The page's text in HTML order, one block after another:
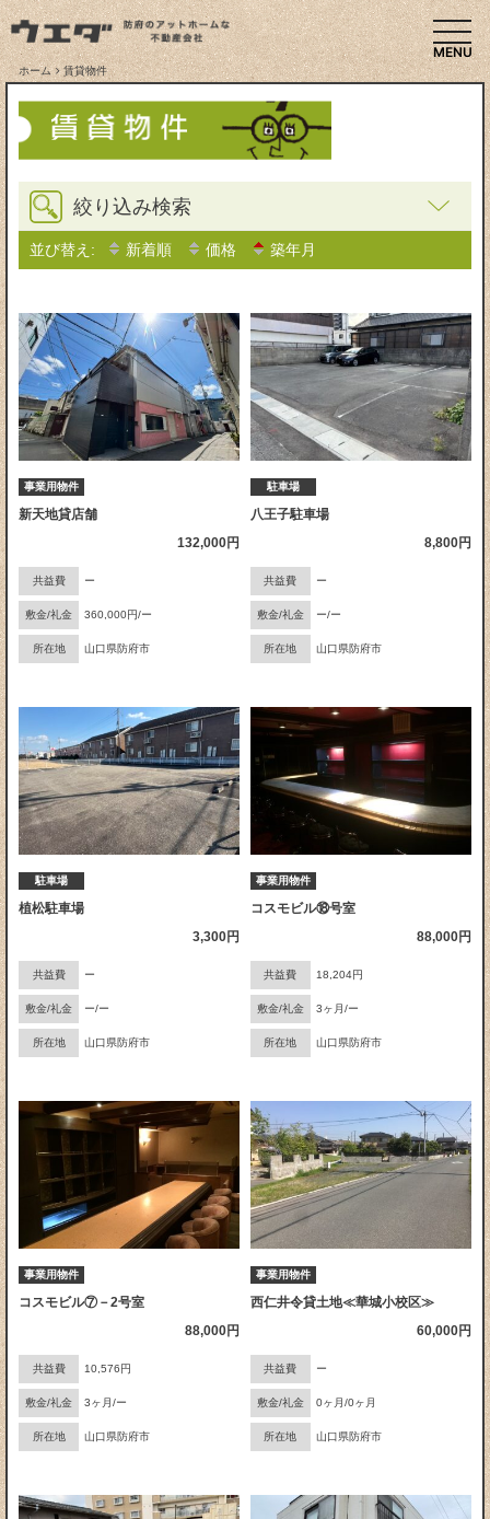
ホーム 賃貸物件
絞り込み検索
並び替え: 新着順 価格 築年月
事業用物件
新天地貸店舗
132,000円
共益費 ー
敷金/礼金 360,000円/ー
所在地 山口県防府市
駐車場
八王子駐車場
8,800円
共益費 ー
敷金/礼金 ー/ー
所在地 山口県防府市
駐車場
植松駐車場
3,300円
共益費 ー
敷金/礼金 ー/ー
所在地 山口県防府市
事業用物件
コスモビル⑱号室
88,000円
共益費 18,204円
敷金/礼金 3ヶ月/ー
所在地 山口県防府市
事業用物件
コスモビル⑦－2号室
88,000円
共益費 10,576円
敷金/礼金 3ヶ月/ー
所在地 山口県防府市
事業用物件
西仁井令貸土地≪華城小校区≫
60,000円
共益費 ー
敷金/礼金 0ヶ月/0ヶ月
所在地 山口県防府市